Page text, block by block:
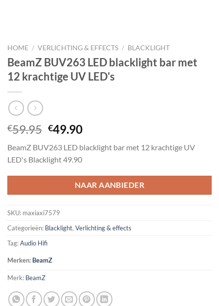
HOME / VERLICHTING & EFFECTS / BLACKLIGHT
BeamZ BUV263 LED blacklight bar met
12 krachtige UV LED's
€59.95 Oorspronkelijke
was:
€59.95.
€49.90Huidige
is:
BeamZ BUV263 LED blacklight bar met 12 krachtige UV
LED's Blacklight 49.90
NAAR AANBIEDER
SKU: maxiaxi7579
Categorieën: Blacklight, Verlichting & effects
Tag:Audio Hifi
Merken: BeamZ
Merk: BeamZ